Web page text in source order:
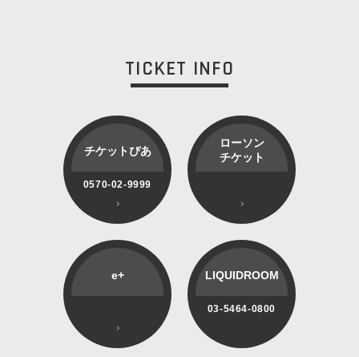
TICKET INFO
チケットぴあ
0570-02-9999
ローソン
チケット
e+ LIQUIDROOM
03-5464-0800